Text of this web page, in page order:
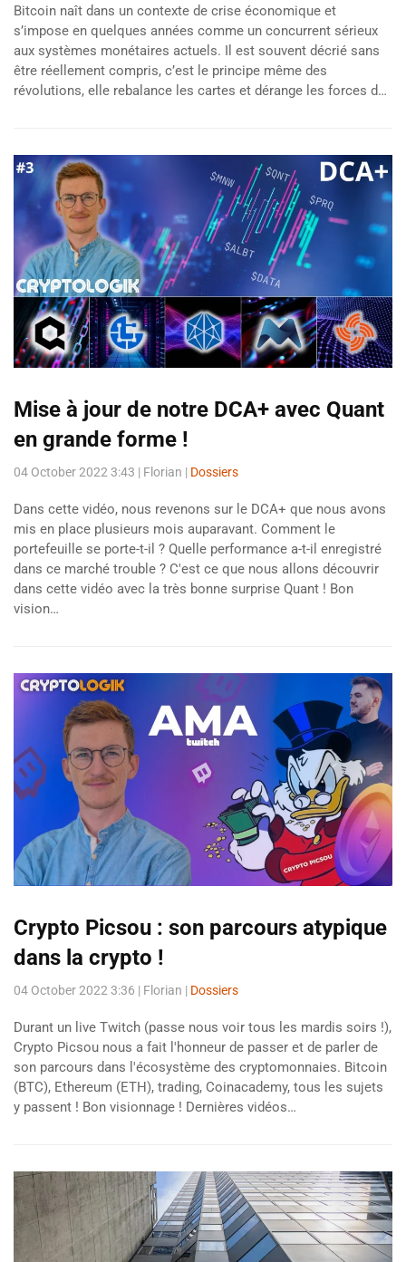
Bitcoin naît dans un contexte de crise économique et
s’impose en quelques années comme un concurrent sérieux
aux systèmes monétaires actuels. Il est souvent décrié sans
être réellement compris, c’est le principe même des
révolutions, elle rebalance les cartes et dérange les forces d…
Mise à jour de notre DCA+ avec Quant
en grande forme !
04 October 2022 3:43 | Florian | Dossiers
Dans cette vidéo, nous revenons sur le DCA+ que nous avons
mis en place plusieurs mois auparavant. Comment le
portefeuille se porte-t-il ? Quelle performance a-t-il enregistré
dans ce marché trouble ? C'est ce que nous allons découvrir
dans cette vidéo avec la très bonne surprise Quant ! Bon
vision…
Crypto Picsou : son parcours atypique
dans la crypto !
04 October 2022 3:36 | Florian | Dossiers
Durant un live Twitch (passe nous voir tous les mardis soirs !),
Crypto Picsou nous a fait l'honneur de passer et de parler de
son parcours dans l'écosystème des cryptomonnaies. Bitcoin
(BTC), Ethereum (ETH), trading, Coinacademy, tous les sujets
y passent ! Bon visionnage ! Dernières vidéos…